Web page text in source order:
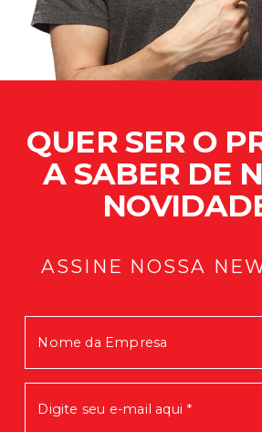
QUER SER O
A SABER DE
ASSINE NOSSA
Mensagem enviada
Em breve você
novidades.